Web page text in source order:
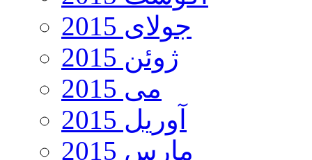
جولای 2015
ژوئن 2015
می 2015
آوریل 2015
مارس 2015